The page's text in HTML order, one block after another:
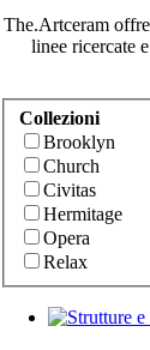
The.Artceram
linee ricercate
Collezioni
Brooklyn
Church
Civitas
Hermitage
Opera
Relax